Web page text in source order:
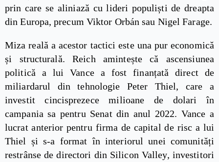
prin care se aliniază cu lideri populiști de dreapta
din Europa, precum Viktor Orbán sau Nigel Farage.
Miza reală a acestor tactici este una pur economică
și structurală. Reich amintește că ascensiunea
politică a lui Vance a fost finanțată direct de
miliardarul din tehnologie Peter Thiel, care a
investit cincisprezece milioane de dolari în
campania sa pentru Senat din anul 2022. Vance a
lucrat anterior pentru firma de capital de risc a lui
Thiel și s-a format în interiorul unei comunități
restrânse de directori din Silicon Valley, investitori